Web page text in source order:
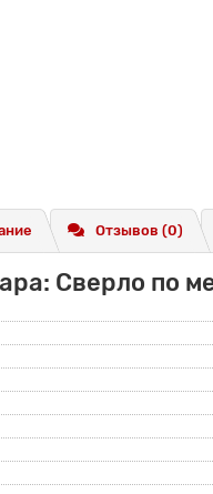
Отзывов (0)
Сверло по